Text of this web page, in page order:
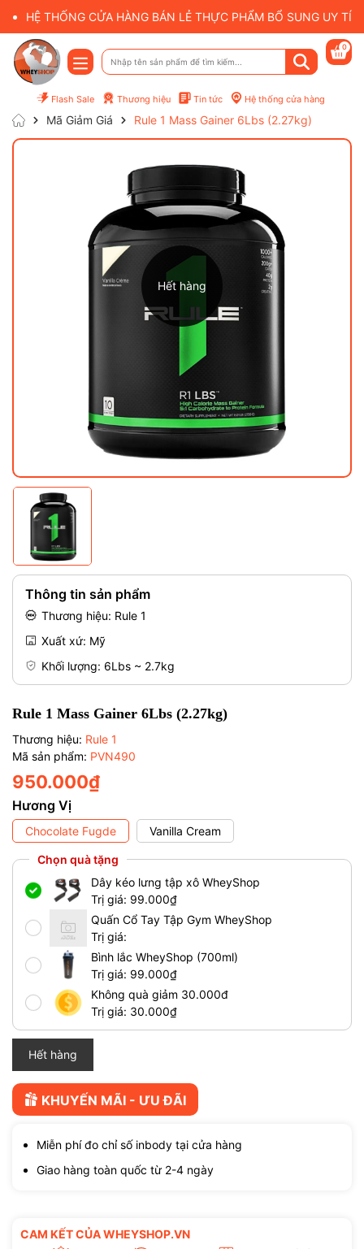
HỆ THỐNG CỬA HÀNG BÁN LẺ THỰC PHẨM BỔ SUNG UY
Flash Sale Thương hiệu Tin tức Hệ thống cửa hàng
0
Mã Giảm Giá Rule 1 Mass Gainer 6Lbs (2.27kg)
Hết hàng
Thông tin sản phẩm
Thương hiệu: Rule 1
Xuất xứ: Mỹ
Khối lượng: 6Lbs ~ 2.7kg
Rule 1 Mass Gainer 6Lbs (2.27kg)
Thương hiệu: Rule 1
Mã sản phẩm: PVN490
950.000₫
Hương Vị
Chocolate Fugde Vanilla Cream
Chọn quà tặng
Dây kéo lưng tập xô WheyShop
Trị giá: 99.000₫
Quấn Cổ Tay Tập Gym WheyShop
Trị giá:
Bình lắc WheyShop (700ml)
Trị giá: 99.000₫
Không quà giảm 30.000đ
Trị giá: 30.000₫
Hết hàng
KHUYẾN MÃI - ƯU ĐÃI
Miễn phí đo chỉ số inbody tại cửa hàng
Giao hàng toàn quốc từ 2-4 ngày
CAM KẾT CỦA WHEYSHOP.VN